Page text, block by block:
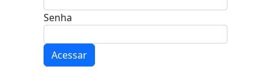
Senha
Acessar